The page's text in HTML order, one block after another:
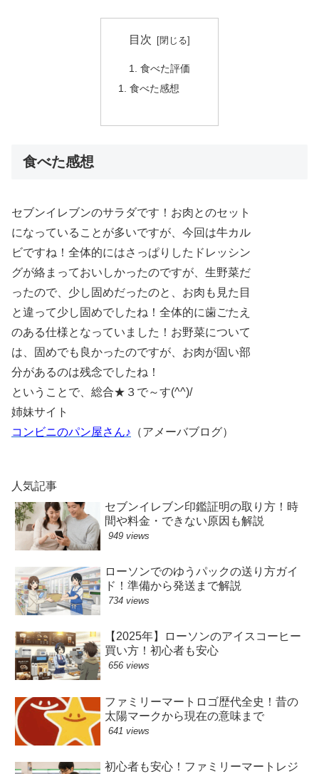
目次
食べた評価
食べた感想
食べた感想
セブンイレブンのサラダです！お肉とのセット
になっていることが多いですが、今回は牛カル
ビですね！全体的にはさっぱりしたドレッシン
グが絡まっておいしかったのですが、生野菜だ
ったので、少し固めだったのと、お肉も見た目
と違って少し固めでしたね！全体的に歯ごたえ
のある仕様となっていました！お野菜について
は、固めでも良かったのですが、お肉が固い部
分があるのは残念でしたね！
ということで、総合★３で～す(^^)/
姉妹サイト
コンビニのパン屋さん♪ （アメーバブログ）
人気記事
セブンイレブン印鑑証明の取り方！時
間や料金・できない原因も解説
949 views
ローソンでのゆうパックの送り方ガイ
ド！準備から発送まで解説
734 views
【2025年】ローソンのアイスコーヒー
買い方！初心者も安心
656 views
ファミリーマートロゴ歴代全史！昔の
太陽マークから現在の意味まで
641 views
初心者も安心！ファミリーマートレジ